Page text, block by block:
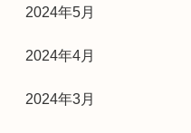
2024年5月
2024年4月
2024年3月